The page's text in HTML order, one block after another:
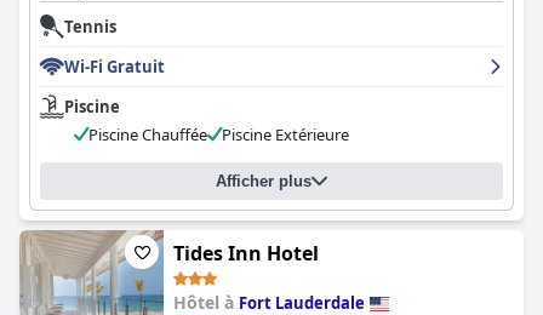
Tennis
Wi-Fi Gratuit
Piscine
Piscine Chauffée
Piscine Extérieure
Afficher plus
Tides Inn Hotel
Hôtel à Fort Lauderdale